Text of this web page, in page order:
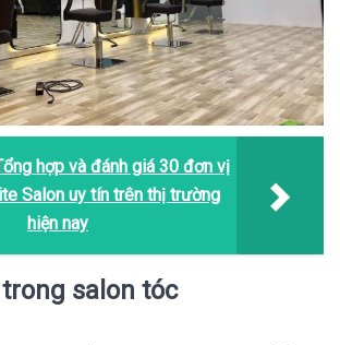
hợp và đánh giá 30 đơn vị
Salon uy tín trên thị trường
hiện nay
salon tóc